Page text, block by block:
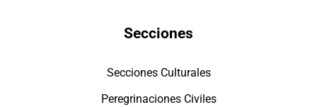
Secciones
Secciones Culturales
Peregrinaciones Civiles